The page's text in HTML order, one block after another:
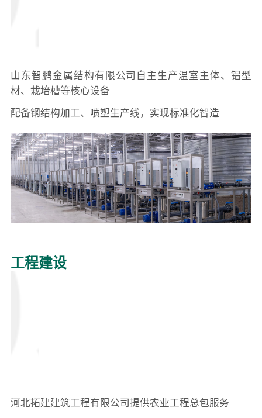
山东智鹏金属结构有限公司自主生产温室主体、铝型
材、栽培槽等核心设备
配备钢结构加工、喷塑生产线，实现标准化智造
工程建设
河北拓建建筑工程有限公司提供农业工程总包服务